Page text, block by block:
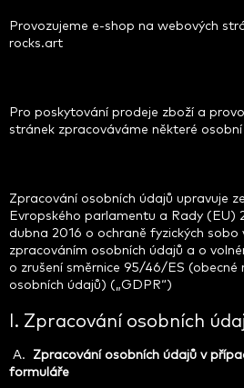
Provozujeme e-shop na webových
rocks.art
Pro poskytování prodeje zboží a
stránek zpracováváme některé osobní
Zpracování osobních údajů upravuje
Evropského parlamentu a Rady (EU)
dubna 2016 o ochraně fyzických sobo
zpracováním osobních údajů a o
o zrušení směrnice 95/46/ES (obecné
osobních údajů) („GDPR“)
I. Zpracování osobních
A. Zpracování osobních údajů v
formuláře